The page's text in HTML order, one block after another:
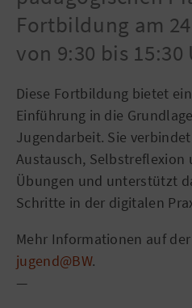
Fortbildung am
von 9:30 bis 15:30
Diese Fortbildung bietet
Einführung in die
Jugendarbeit. Sie
Austausch, Selbstreflexion
Übungen und unterstützt
Schritte in der digitalen
Mehr Informationen auf der
jugend@BW.
—